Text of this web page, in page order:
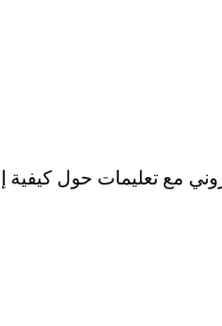
مع تعليمات حول كيفية